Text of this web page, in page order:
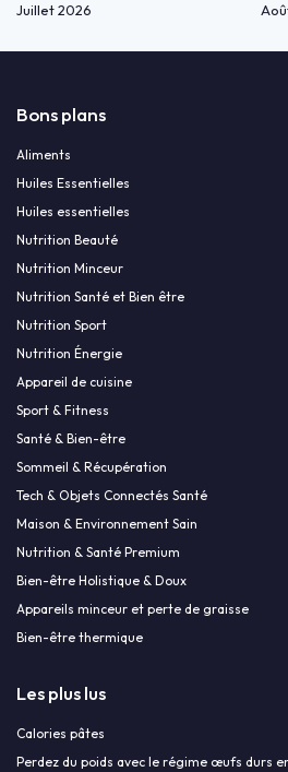
Juillet 2026
Bons plans
Aliments
Huiles Essentielles
Huiles essentielles
Nutrition Beauté
Nutrition Minceur
Nutrition Santé et Bien être
Nutrition Sport
Nutrition Énergie
Appareil de cuisine
Sport & Fitness
Santé & Bien-être
Sommeil & Récupération
Tech & Objets Connectés Santé
Maison & Environnement Sain
Nutrition & Santé Premium
Bien-être Holistique & Doux
Appareils minceur et perte de graisse
Bien-être thermique
Les plus lus
Calories pâtes
Perdez du poids avec le régime œufs durs